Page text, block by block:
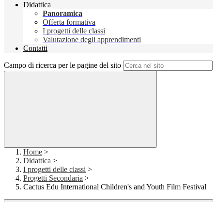
Didattica
Panoramica
Offerta formativa
I progetti delle classi
Valutazione degli apprendimenti
Contatti
Campo di ricerca per le pagine del sito
Home >
Didattica >
I progetti delle classi >
Progetti Secondaria >
Cactus Edu International Children's and Youth Film Festival